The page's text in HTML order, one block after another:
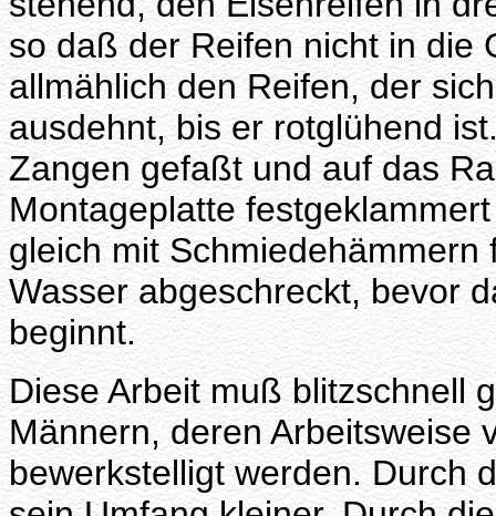
so daß der Reifen nicht in die
allmählich den Reifen, der
ausdehnt, bis er rotglühend
Zangen gefaßt und auf das
Montageplatte
gleich mit
Wasser abgeschreckt, bevor
beginnt.
Diese Arbeit muß blitzschnell
Männern, deren Arbeitsweise
bewerkstelligt werden. Durch